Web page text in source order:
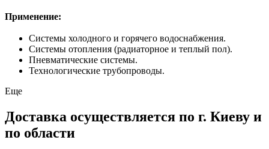
Применение:
Системы холодного и горячего водоснабжения.
Системы отопления (радиаторное и теплый пол).
Пневматические системы.
Технологические трубопроводы.
Еще
Доставка осуществляется по г. Киеву и
по области